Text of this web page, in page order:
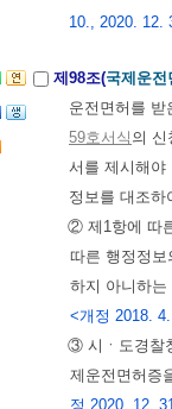
10., 2020. 12.
제98조(국제운
운전면허를
59호서식 의 신
서를 제시해야
정보를 대조
② 제1항에 따
따른 행정정
하지 아니하
<개정 2018.
③ 시ㆍ도경찰
제운전면허증
정 2020. 12.